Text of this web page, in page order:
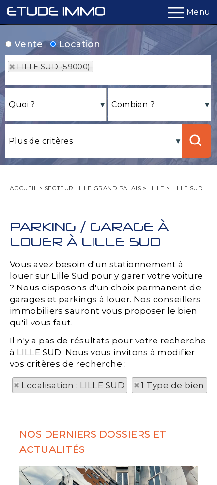
Menu
Vente Location
LILLE SUD (59000)
ACCUEIL > SECTEUR LILLE GRAND PALAIS > LILLE > LILLE SUD
PARKING / GARAGE À
LOUER À LILLE SUD
Vous avez besoin d'un stationnement à
louer sur Lille Sud pour y garer votre voiture
? Nous disposons d'un choix permanent de
garages et parkings à louer. Nos conseillers
immobiliers sauront vous proposer le bien
qu'il vous faut.
Il n'y a pas de résultats pour votre recherche
à LILLE SUD. Nous vous invitons à modifier
vos critères de recherche :
Localisation : LILLE SUD 1 Type de bien
NOS DERNIERS DOSSIERS ET
ACTUALITÉS